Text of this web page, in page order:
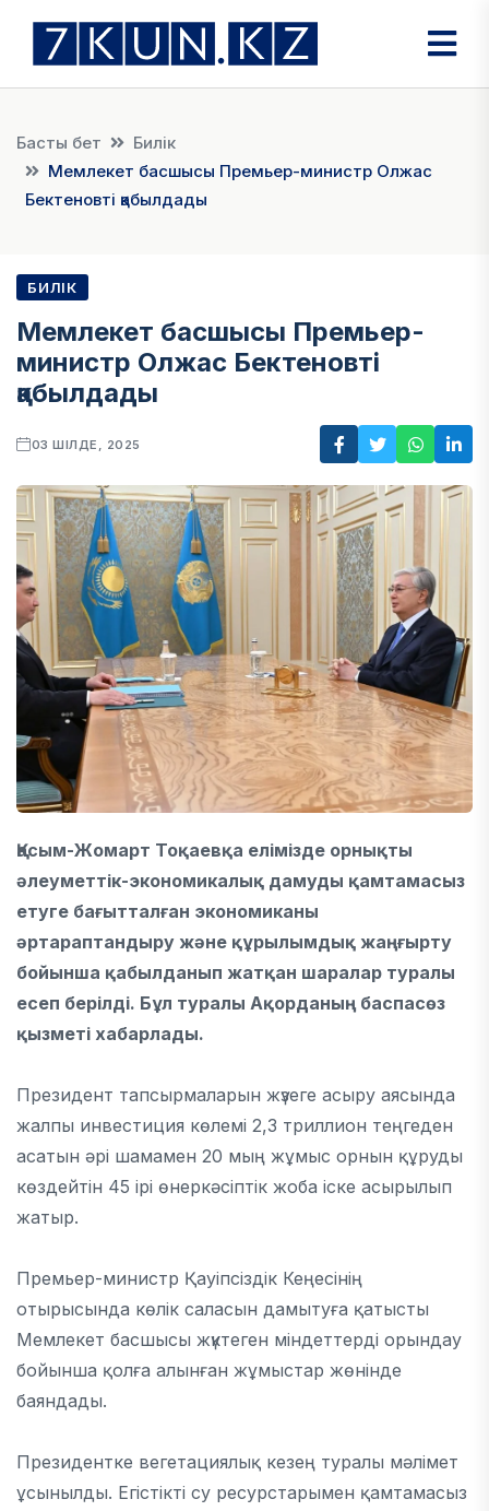
Басты бет
Билік
Мемлекет басшысы Премьер-министр Олжас
Бектеновті қабылдады
БИЛІК
Мемлекет басшысы Премьер-
министр Олжас Бектеновті
қабылдады
03 ШІЛДЕ, 2025
Қасым-Жомарт Тоқаевқа елімізде орнықты
әлеуметтік-экономикалық дамуды қамтамасыз
етуге бағытталған экономиканы
әртараптандыру және құрылымдық жаңғырту
бойынша қабылданып жатқан шаралар туралы
есеп берілді. Бұл туралы Ақорданың баспасөз
қызметі хабарлады.
Президент тапсырмаларын жүзеге асыру аясында
жалпы инвестиция көлемі 2,3 триллион теңгеден
асатын әрі шамамен 20 мың жұмыс орнын құруды
көздейтін 45 ірі өнеркәсіптік жоба іске асырылып
жатыр.
Премьер-министр Қауіпсіздік Кеңесінің
отырысында көлік саласын дамытуға қатысты
Мемлекет басшысы жүктеген міндеттерді орындау
бойынша қолға алынған жұмыстар жөнінде
баяндады.
Президентке вегетациялық кезең туралы мәлімет
ұсынылды. Егістікті су ресурстарымен қамтамасыз